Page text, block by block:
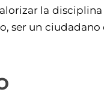
la
ser un